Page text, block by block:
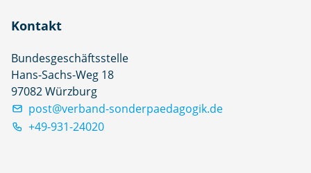
Kontakt
Bundesgeschäftsstelle
Hans-Sachs-Weg 18
97082 Würzburg
post@verband-sonderpaedagogik.de
+49-931-24020